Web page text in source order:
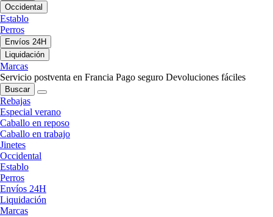
Occidental
Establo
Perros
Envíos 24H
Liquidación
Marcas
Servicio postventa en Francia Pago seguro Devoluciones fáciles
Buscar
Rebajas
Especial verano
Caballo en reposo
Caballo en trabajo
Jinetes
Occidental
Establo
Perros
Envíos 24H
Liquidación
Marcas